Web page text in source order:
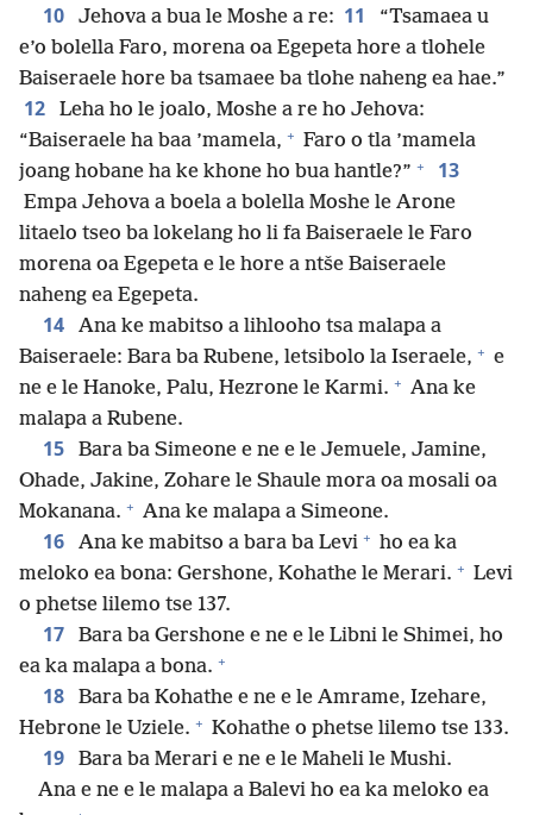
10 Jehova a bua le Moshe a re: 11
“Tsamaea u
e’o bolella Faro, morena oa Egepeta hore a tlohele
Baiseraele hore ba tsamaee ba tlohe naheng ea hae.”
12
Leha ho le joalo, Moshe a re ho Jehova:
“Baiseraele ha baa ’mamela, + Faro o tla ’mamela
joang hobane ha ke khone ho bua hantle?” + 13
Empa Jehova a boela a bolella Moshe le Arone
litaelo tseo ba lokelang ho li fa Baiseraele le Faro
morena oa Egepeta e le hore a ntše Baiseraele
naheng ea Egepeta.
14
Ana ke mabitso a lihlooho tsa malapa a
Baiseraele: Bara ba Rubene, letsibolo la Iseraele, + e
ne e le Hanoke, Palu, Hezrone le Karmi. + Ana ke
malapa a Rubene.
15
Bara ba Simeone e ne e le Jemuele, Jamine,
Ohade, Jakine, Zohare le Shaule mora oa mosali oa
Mokanana. + Ana ke malapa a Simeone.
16 Ana ke mabitso a bara ba Levi + ho ea ka
meloko ea bona: Gershone, Kohathe le Merari. + Levi
o phetse lilemo tse 137.
17
Bara ba Gershone e ne e le Libni le Shimei, ho
ea ka malapa a bona. +
18
Bara ba Kohathe e ne e le Amrame, Izehare,
Hebrone le Uziele. + Kohathe o phetse lilemo tse 133.
19
Bara ba Merari e ne e le Maheli le Mushi.
Ana e ne e le malapa a Balevi ho ea ka meloko ea